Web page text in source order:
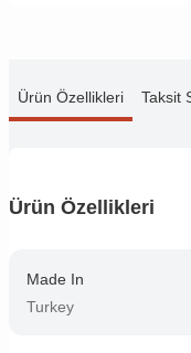
Ürün Özellikleri Taksit
Ürün Özellikleri
Made In
Turkey